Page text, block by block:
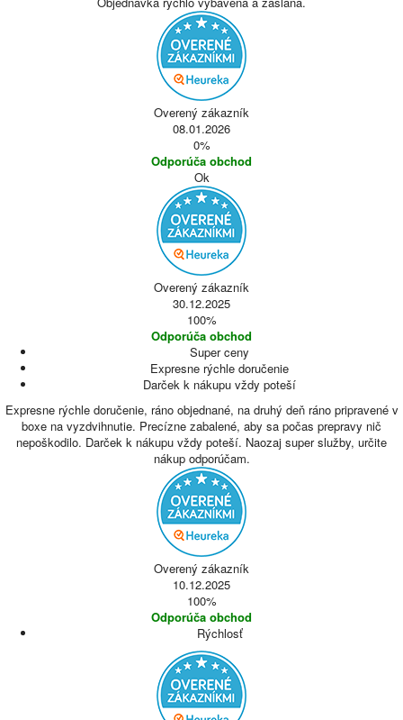
Overený zákazník
08.01.2026
0%
Odporúča obchod
Ok
Overený zákazník
30.12.2025
100%
Odporúča obchod
Super ceny
Expresne rýchle doručenie
Darček k nákupu vždy poteší
Expresne rýchle doručenie, ráno objednané, na druhý deň ráno pripravené v
boxe na vyzdvihnutie. Precízne zabalené, aby sa počas prepravy nič
nepoškodilo. Darček k nákupu vždy poteší. Naozaj super služby, určite
nákup odporúčam.
Overený zákazník
10.12.2025
100%
Odporúča obchod
Rýchlosť